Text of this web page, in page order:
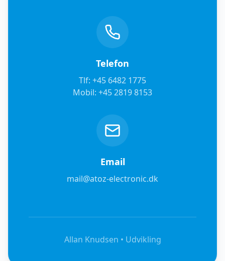
Telefon
Tlf: +45 6482 1775
Mobil: +45 2819 8153
Email
mail@atoz-electronic.dk
Allan Knudsen • Udvikling